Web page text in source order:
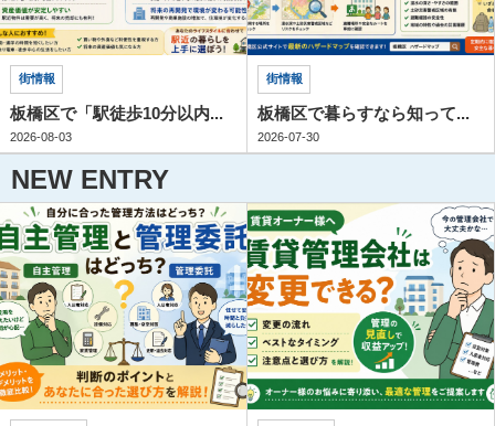
街情報
板橋区で「駅徒歩10分以内...
2026-08-03
街情報
板橋区で暮らすなら知って...
2026-07-30
NEW ENTRY